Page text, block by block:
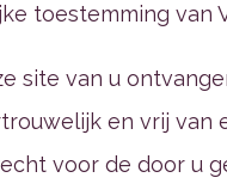
toestemming van
site van u
en vrij van
voor de door u